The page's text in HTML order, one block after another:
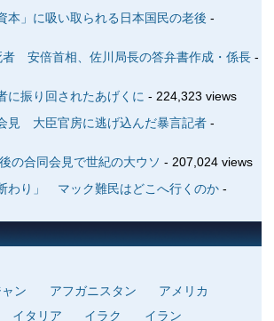
本」に吸い取られる日本国民の老後 -
者 安倍首相、佐川局長の答弁書作成・係長-
振り回されたあげくに - 224,323 views
見 大臣官房に逃げ込んだ暴言記者-
の合同会見で世紀の大ウソ - 207,024 views
わり」 マック難民はどこへ行くのか-
ン
アフガニスタン
アメリカ
イタリア イラク
イラン